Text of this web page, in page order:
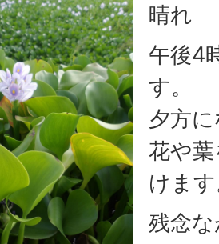
晴れ
午後4
す。
夕方
花や
けま
残念